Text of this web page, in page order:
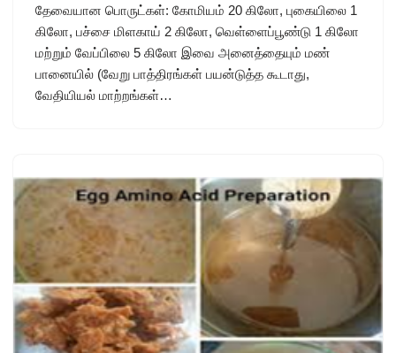
தேவையான பொருட்கள்: கோமியம் 20 கிலோ, புகையிலை 1
கிலோ, பச்சை மிளகாய் 2 கிலோ, வெள்ளைப்பூண்டு 1 கிலோ
மற்றும் வேப்பிலை 5 கிலோ இவை அனைத்தையும் மண்
பானையில் (வேறு பாத்திரங்கள் பயன்டுத்த கூடாது,
வேதியியல் மாற்றங்கள்…